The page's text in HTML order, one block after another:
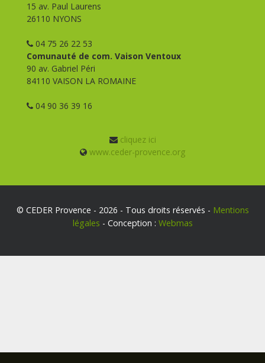
15 av. Paul Laurens
26110 NYONS
04 75 26 22 53
Comunauté de com. Vaison Ventoux
90 av. Gabriel Péri
84110 VAISON LA ROMAINE
04 90 36 39 16
cliquez ici
www.ceder-provence.org
© CEDER Provence - 2026 - Tous droits réservés - Mentions
légales - Conception : Webmas